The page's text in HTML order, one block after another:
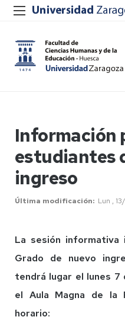
Información
estudiantes
ingreso
Última modificación Lun ,
La sesión informativa
Grado de nuevo
tendrá lugar el lunes
el Aula Magna de la
horario: